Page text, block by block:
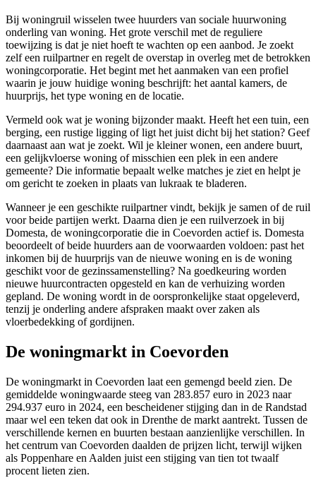
Bij woningruil wisselen twee huurders van sociale huurwoning
onderling van woning. Het grote verschil met de reguliere
toewijzing is dat je niet hoeft te wachten op een aanbod. Je zoekt
zelf een ruilpartner en regelt de overstap in overleg met de betrokken
woningcorporatie. Het begint met het aanmaken van een profiel
waarin je jouw huidige woning beschrijft: het aantal kamers, de
huurprijs, het type woning en de locatie.
Vermeld ook wat je woning bijzonder maakt. Heeft het een tuin, een
berging, een rustige ligging of ligt het juist dicht bij het station? Geef
daarnaast aan wat je zoekt. Wil je kleiner wonen, een andere buurt,
een gelijkvloerse woning of misschien een plek in een andere
gemeente? Die informatie bepaalt welke matches je ziet en helpt je
om gericht te zoeken in plaats van lukraak te bladeren.
Wanneer je een geschikte ruilpartner vindt, bekijk je samen of de ruil
voor beide partijen werkt. Daarna dien je een ruilverzoek in bij
Domesta, de woningcorporatie die in Coevorden actief is. Domesta
beoordeelt of beide huurders aan de voorwaarden voldoen: past het
inkomen bij de huurprijs van de nieuwe woning en is de woning
geschikt voor de gezinssamenstelling? Na goedkeuring worden
nieuwe huurcontracten opgesteld en kan de verhuizing worden
gepland. De woning wordt in de oorspronkelijke staat opgeleverd,
tenzij je onderling andere afspraken maakt over zaken als
vloerbedekking of gordijnen.
De woningmarkt in Coevorden
De woningmarkt in Coevorden laat een gemengd beeld zien. De
gemiddelde woningwaarde steeg van 283.857 euro in 2023 naar
294.937 euro in 2024, een bescheidener stijging dan in de Randstad
maar wel een teken dat ook in Drenthe de markt aantrekt. Tussen de
verschillende kernen en buurten bestaan aanzienlijke verschillen. In
het centrum van Coevorden daalden de prijzen licht, terwijl wijken
als Poppenhare en Aalden juist een stijging van tien tot twaalf
procent lieten zien.